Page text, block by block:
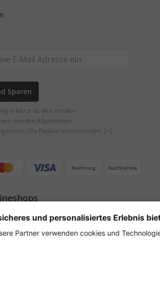
Sparen
erklärst du dich mit den
und den Allgemeinen
von Ulla Popken einverstanden. [+]
Rechnung Nachnahme